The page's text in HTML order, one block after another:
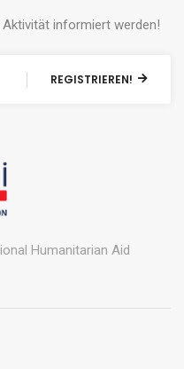
Aktivität informiert werden!
REGISTRIEREN!
Humanitarian Aid